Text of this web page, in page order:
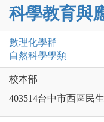
科學教育與
數理化學群
自然科學學類
校本部
403514台中市西區民